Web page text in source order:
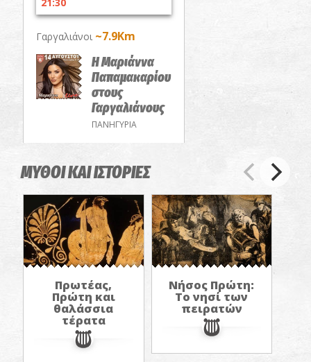
Γαργαλιάνοι ~7.9Km
Η Μαριάννα
Παπαμακαρίου
στους
Γαργαλιάνους
ΠΑΝΗΓΥΡΙΑ
ΜΥΘΟΙ ΚΑΙ ΙΣΤΟΡΙΕΣ
Πρωτέας,
Πρώτη και
θαλάσσια
τέρατα
Νήσος Πρώτη:
Το νησί των
πειρατών